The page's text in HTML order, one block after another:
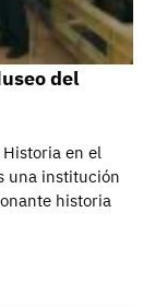
del
en el
una institución
historia